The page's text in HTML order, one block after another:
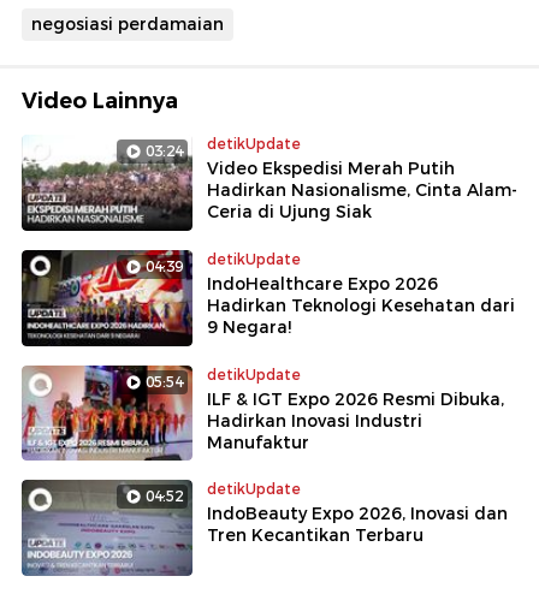
negosiasi perdamaian
Video Lainnya
03:24 detikUpdate
Video Ekspedisi Merah Putih
Hadirkan Nasionalisme, Cinta Alam-
Ceria di Ujung Siak
04:39 detikUpdate
IndoHealthcare Expo 2026
Hadirkan Teknologi Kesehatan dari
9 Negara!
05:54 detikUpdate
ILF & IGT Expo 2026 Resmi Dibuka,
Hadirkan Inovasi Industri
Manufaktur
04:52 detikUpdate
IndoBeauty Expo 2026, Inovasi dan
Tren Kecantikan Terbaru